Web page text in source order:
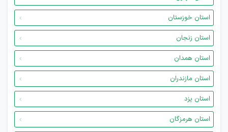
استان خوزستان
استان زنجان
استان همدان
استان مازندران
استان یزد
استان هرمزگان